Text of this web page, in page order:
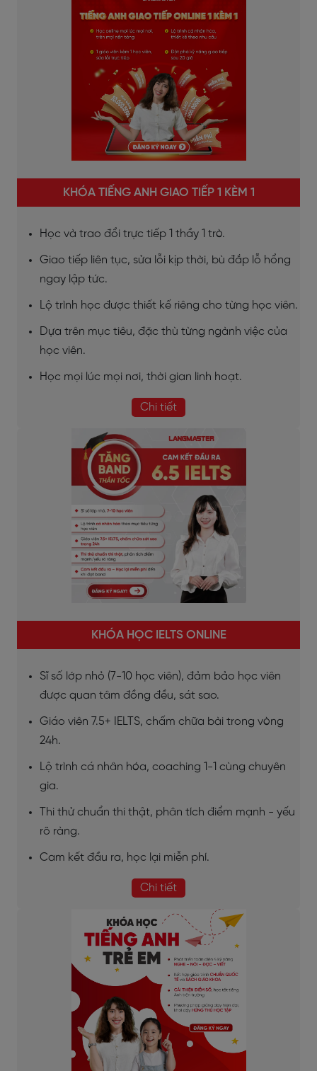
KHÓA TIẾNG ANH GIAO TIẾP 1 KÈM 1
Học và trao đổi trực tiếp 1 thầy 1 trò.
Giao tiếp liên tục, sửa lỗi kịp thời, bù đắp lỗ hổng
ngay lập tức.
Lộ trình học được thiết kế riêng cho từng học viên.
Dựa trên mục tiêu, đặc thù từng ngành việc của
học viên.
Học mọi lúc mọi nơi, thời gian linh hoạt.
Chi tiết
KHÓA HỌC IELTS ONLINE
Sĩ số lớp nhỏ (7-10 học viên), đảm bảo học viên
được quan tâm đồng đều, sát sao.
Giáo viên 7.5+ IELTS, chấm chữa bài trong vòng
24h.
Lộ trình cá nhân hóa, coaching 1-1 cùng chuyên
gia.
Thi thử chuẩn thi thật, phân tích điểm mạnh - yếu
rõ ràng.
Cam kết đầu ra, học lại miễn phí.
Chi tiết